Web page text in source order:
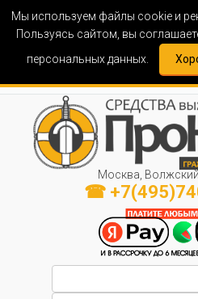
Мы используем файлы cookie и
Пользуясь сайтом, вы
персональных данных.
Москва,
☎